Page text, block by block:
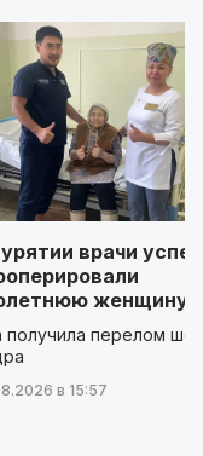
врачи
женщину
получила перелом
в 15:57